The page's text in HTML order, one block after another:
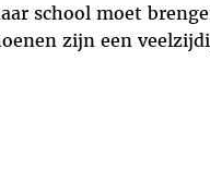
school moet
zijn een